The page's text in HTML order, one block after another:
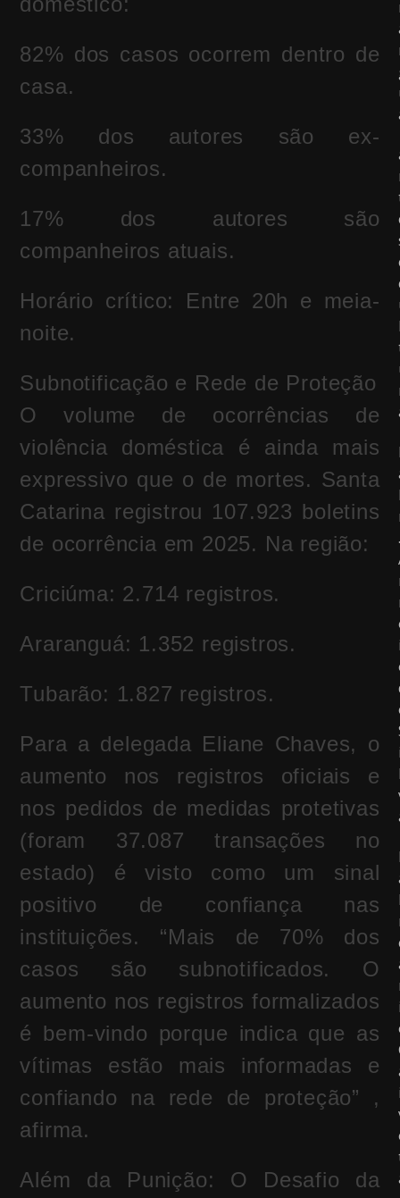
82% dos casos ocorrem dentro de
casa.
33% dos autores são ex-
companheiros.
17% dos autores são
companheiros atuais.
Horário crítico: Entre 20h e meia-
noite.
Subnotificação e Rede de Proteção
O volume de ocorrências de
violência doméstica é ainda mais
expressivo que o de mortes. Santa
Catarina registrou 107.923 boletins
de ocorrência em 2025. Na região:
Criciúma: 2.714 registros.
Araranguá: 1.352 registros.
Tubarão: 1.827 registros.
Para a delegada Eliane Chaves, o
aumento nos registros oficiais e
nos pedidos de medidas protetivas
(foram 37.087 transações no
estado) é visto como um sinal
positivo de confiança nas
instituições. “Mais de 70% dos
casos são subnotificados. O
aumento nos registros formalizados
é bem-vindo porque indica que as
vítimas estão mais informadas e
confiando na rede de proteção” ,
afirma.
Além da Punição: O Desafio da